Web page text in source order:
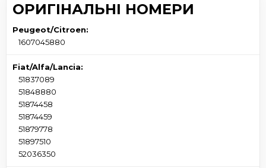
ОРИГІНАЛЬНІ НОМЕРИ
Peugeot/Citroen:
1607045880
Fiat/Alfa/Lancia:
51837089
51848880
51874458
51874459
51879778
51897510
52036350